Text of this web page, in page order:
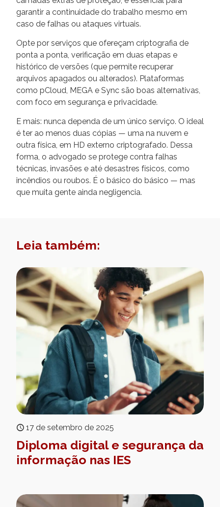
garantir a continuidade do trabalho mesmo em
caso de falhas ou ataques virtuais.
Opte por serviços que ofereçam criptografia de
ponta a ponta, verificação em duas etapas e
histórico de versões (que permite recuperar
arquivos apagados ou alterados). Plataformas
como pCloud, MEGA e Sync são boas alternativas,
com foco em segurança e privacidade.
E mais: nunca dependa de um único serviço. O ideal
é ter ao menos duas cópias — uma na nuvem e
outra física, em HD externo criptografado. Dessa
forma, o advogado se protege contra falhas
técnicas, invasões e até desastres físicos, como
incêndios ou roubos. É o básico do básico — mas
que muita gente ainda negligencia.
Leia também:
17 de setembro de 2025
Diploma digital e segurança da
informação nas IES